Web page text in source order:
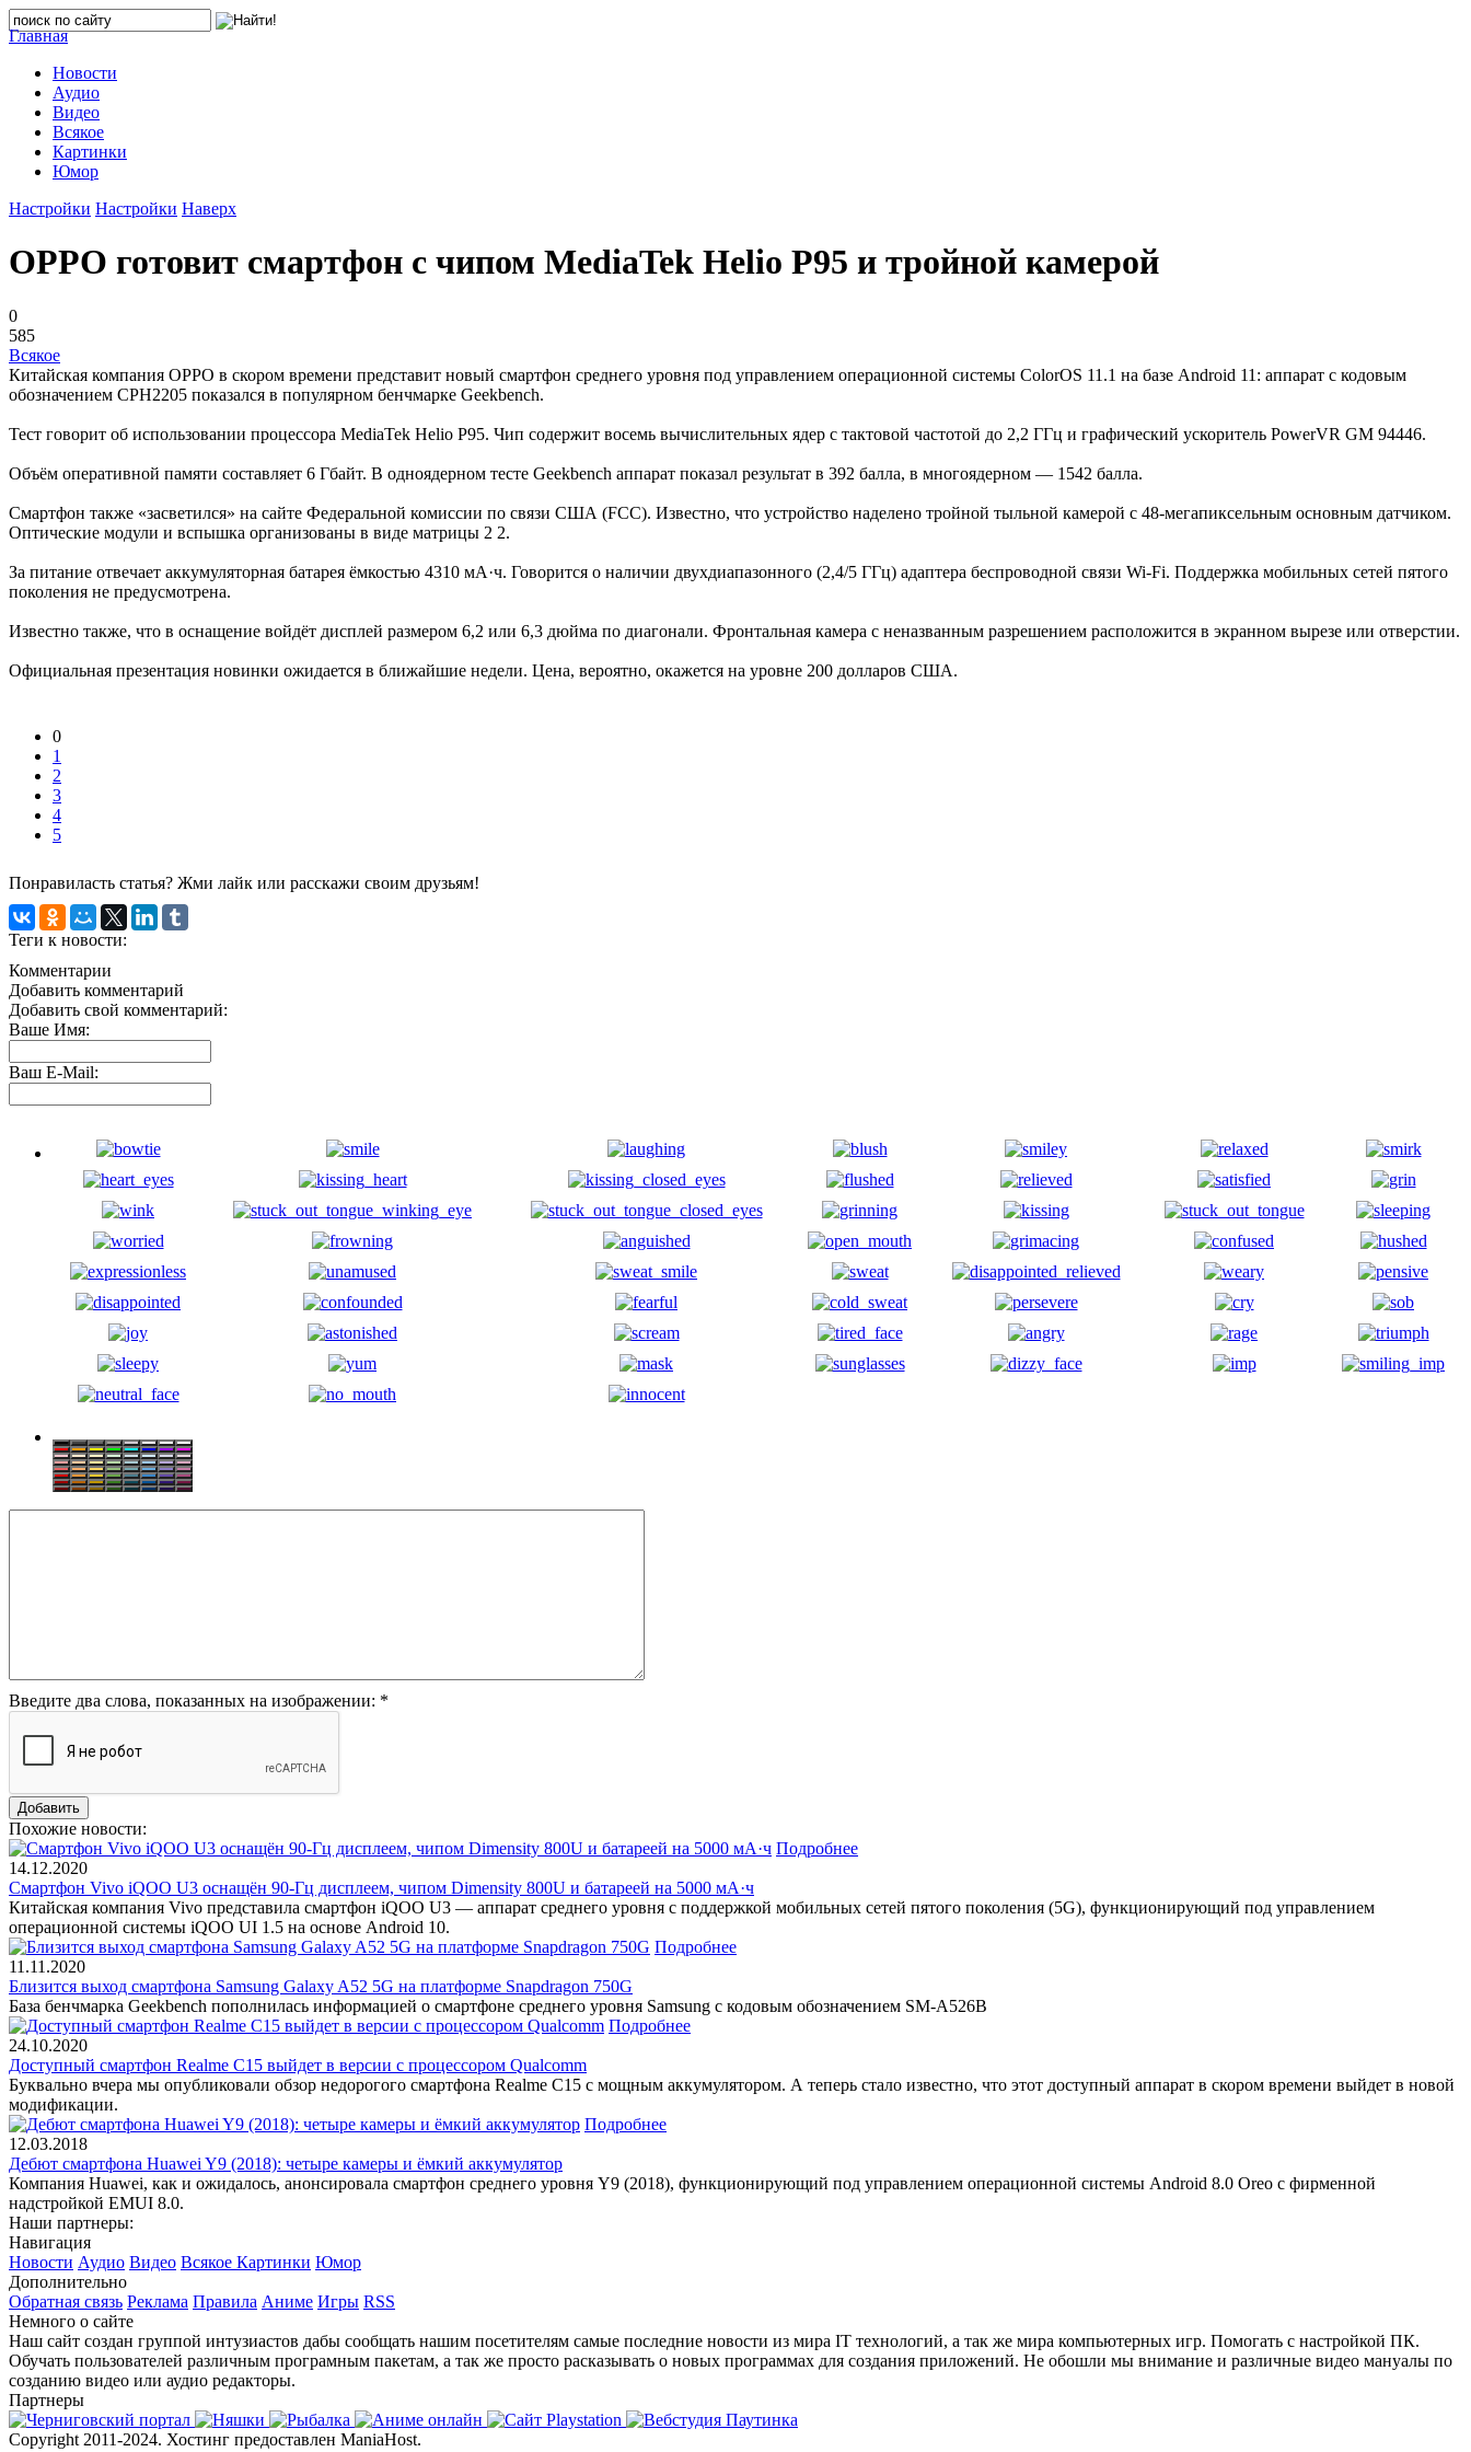
Главная
Новости
Аудио
Видео
Всякое
Картинки
Юмор
Настройки Настройки Наверх
OPPO готовит смартфон с чипом MediaTek Helio P95 и тройной камерой
0
585
Всякое
Китайская компания OPPO в скором времени представит новый смартфон среднего уровня под управлением операционной системы ColorOS 11.1 на базе Android 11: аппарат с кодовым
обозначением CPH2205 показался в популярном бенчмарке Geekbench.
Тест говорит об использовании процессора MediaTek Helio P95. Чип содержит восемь вычислительных ядер с тактовой частотой до 2,2 ГГц и графический ускоритель PowerVR GM 94446.
Объём оперативной памяти составляет 6 Гбайт. В одноядерном тесте Geekbench аппарат показал результат в 392 балла, в многоядерном — 1542 балла.
Смартфон также «засветился» на сайте Федеральной комиссии по связи США (FCC). Известно, что устройство наделено тройной тыльной камерой с 48-мегапиксельным основным датчиком.
Оптические модули и вспышка организованы в виде матрицы 2 2.
За питание отвечает аккумуляторная батарея ёмкостью 4310 мА·ч. Говорится о наличии двухдиапазонного (2,4/5 ГГц) адаптера беспроводной связи Wi-Fi. Поддержка мобильных сетей пятого
поколения не предусмотрена.
Известно также, что в оснащение войдёт дисплей размером 6,2 или 6,3 дюйма по диагонали. Фронтальная камера с неназванным разрешением расположится в экранном вырезе или отверстии.
Официальная презентация новинки ожидается в ближайшие недели. Цена, вероятно, окажется на уровне 200 долларов США.
0
1
2
3
4
5
Понравиласть статья? Жми лайк или расскажи своим друзьям!
Теги к новости:
Комментарии
Добавить комментарий
Добавить свой комментарий:
Ваше Имя:
Ваш E-Mail:
Введите два слова, показанных на изображении: *
Похожие новости:
Подробнее
14.12.2020
Смартфон Vivo iQOO U3 оснащён 90-Гц дисплеем, чипом Dimensity 800U и батареей на 5000 мА·ч
Китайская компания Vivo представила смартфон iQOO U3 — аппарат среднего уровня с поддержкой мобильных сетей пятого поколения (5G), функционирующий под управлением
операционной системы iQOO UI 1.5 на основе Android 10.
Подробнее
11.11.2020
Близится выход смартфона Samsung Galaxy A52 5G на платформе Snapdragon 750G
База бенчмарка Geekbench пополнилась информацией о смартфоне среднего уровня Samsung с кодовым обозначением SM-A526B
Подробнее
24.10.2020
Доступный смартфон Realme C15 выйдет в версии с процессором Qualcomm
Буквально вчера мы опубликовали обзор недорогого смартфона Realme C15 с мощным аккумулятором. А теперь стало известно, что этот доступный аппарат в скором времени выйдет в новой
модификации.
Подробнее
12.03.2018
Дебют смартфона Huawei Y9 (2018): четыре камеры и ёмкий аккумулятор
Компания Huawei, как и ожидалось, анонсировала смартфон среднего уровня Y9 (2018), функционирующий под управлением операционной системы Android 8.0 Oreo с фирменной
надстройкой EMUI 8.0.
Наши партнеры:
Навигация
Новости Аудио Видео Всякое Картинки Юмор
Дополнительно
Обратная связь Реклама Правила Аниме Игры RSS
Немного о сайте
Наш сайт создан группой интузиастов дабы сообщать нашим посетителям самые последние новости из мира IT технологий, а так же мира компьютерных игр. Помогать с настройкой ПК.
Обучать пользователей различным програмным пакетам, а так же просто расказывать о новых программах для создания приложений. Не обошли мы внимание и различные видео мануалы по
созданию видео или аудио редакторы.
Партнеры
Copyright 2011-2024. Хостинг предоставлен ManiaHost.